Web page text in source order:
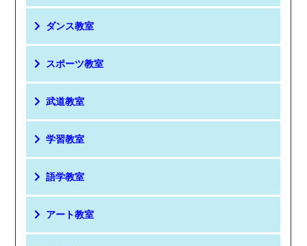
ダンス教室
スポーツ教室
武道教室
学習教室
語学教室
アート教室